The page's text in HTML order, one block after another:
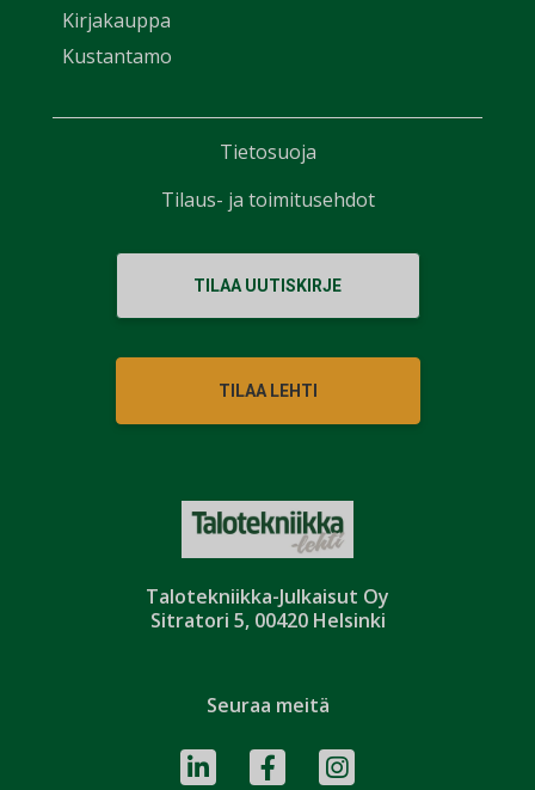
Talotekniikka-Julkaisut Oy
Sitratori 5, 00420 Helsinki
Kirjakauppa
Kustantamo
TILAA UUTISKIRJE
TILAA LEHTI
Seuraa meitä
Tietosuoja
Tilaus- ja toimitusehdot